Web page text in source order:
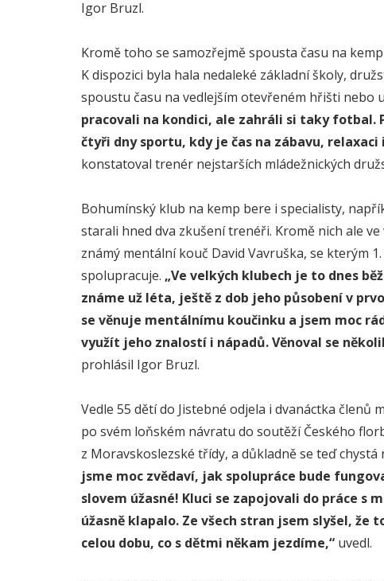
Igor Bruzl.
Kromě toho se samozřejmě spousta času na
K dispozici byla hala nedaleké základní školy,
spoustu času na vedlejším otevřeném hřišti nebo
pracovali na kondici, ale zahráli si taky fotbal.
čtyři dny sportu, kdy je čas na zábavu, relaxaci
konstatoval trenér nejstarších mládežnických
Bohumínský klub na kemp bere i specialisty,
starali hned dva zkušení trenéři. Kromě nich ale
známý mentální kouč David Vavruška, se kterým
spolupracuje. „Ve velkých klubech je to dnes
známe už léta, ještě z dob jeho působení v
se věnuje mentálnímu koučinku a jsem moc
využít jeho znalostí i nápadů. Věnoval se
prohlásil Igor Bruzl.
Vedle 55 dětí do Jistebné odjela i dvanáctka členů
po svém loňském návratu do soutěží Českého
z Moravskoslezské třídy, a důkladně se teď chystá
jsme moc zvědaví, jak spolupráce bude
slovem úžasné! Kluci se zapojovali do práce s
úžasně klapalo. Ze všech stran jsem slyšel, že
celou dobu, co s dětmi někam jezdíme,“ uvedl.